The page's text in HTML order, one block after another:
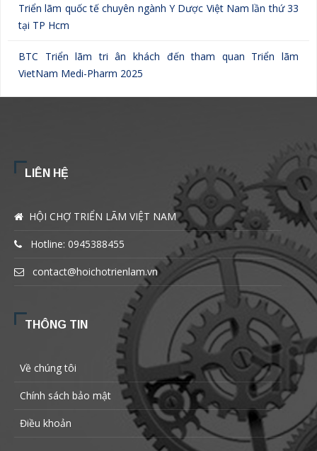
Triển lãm quốc tế chuyên ngành Y Dược Việt Nam lần thứ 33
tại TP Hcm
BTC Triển lãm tri ân khách đến tham quan Triển lãm
VietNam Medi-Pharm 2025
LIÊN HỆ
HỘI CHỢ TRIỂN LÃM VIỆT NAM
Hotline: 0945388455
contact@hoichotrienlam.vn
THÔNG TIN
Về chúng tôi
Chính sách bảo mật
Điều khoản